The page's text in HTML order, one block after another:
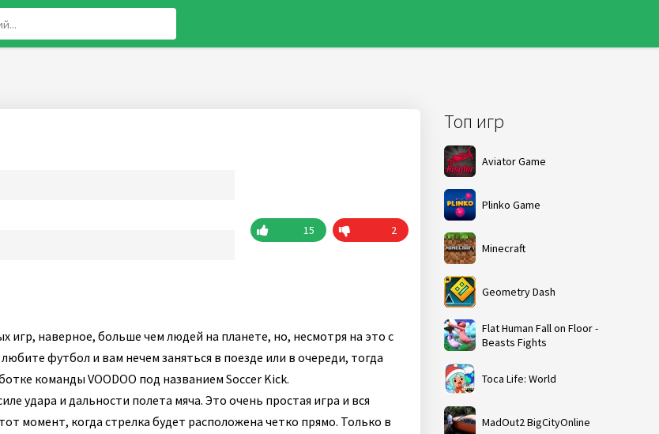
Топ игр
Aviator Game
Plinko Game
Minecraft
Geometry Dash
Flat Human Fall on Floor -
Beasts Fights
Toca Life: World
MadOut2 BigCityOnline
15 2
наверное, больше чем людей на планете, но, несмотря на это с
футбол и вам нечем заняться в поезде или в очереди, тогда
команды VOODOO под названием Soccer Kick.
удара и дальности полета мяча. Это очень простая игра и вся
момент, когда стрелка будет расположена четко прямо. Только в